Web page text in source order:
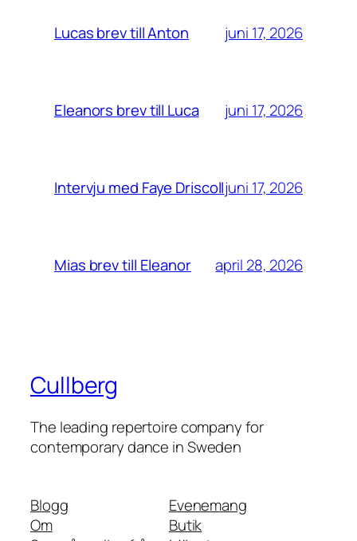
Lucas brev till Anton juni 17, 2026
Eleanors brev till Luca juni 17, 2026
Intervju med Faye Driscolljuni 17, 2026
Mias brev till Eleanor april 28, 2026
Cullberg
The leading repertoire company for
contemporary dance in Sweden
Blogg
Om
Evenemang
Butik